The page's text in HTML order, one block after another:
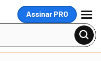
Assinar PRO
MENU